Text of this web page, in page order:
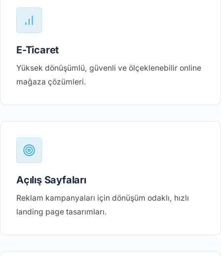
E-Ticaret
Yüksek dönüşümlü, güvenli ve ölçeklenebilir online
mağaza çözümleri.
Açılış Sayfaları
Reklam kampanyaları için dönüşüm odaklı, hızlı
landing page tasarımları.